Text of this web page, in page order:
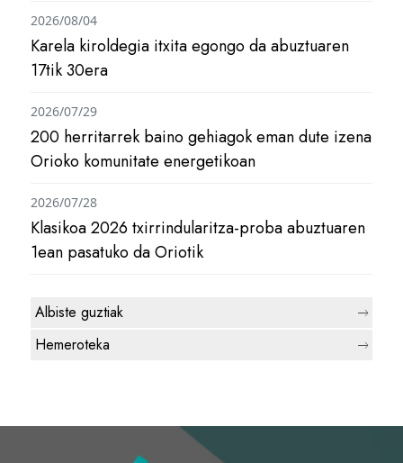
Karela kiroldegia itxita egongo da abuztuaren
17tik 30era
2026/08/04
200 herritarrek baino gehiagok eman dute izena
Orioko komunitate energetikoan
2026/07/29
Klasikoa 2026 txirrindularitza-proba abuztuaren
1ean pasatuko da Oriotik
2026/07/28
Albiste guztiak
Hemeroteka